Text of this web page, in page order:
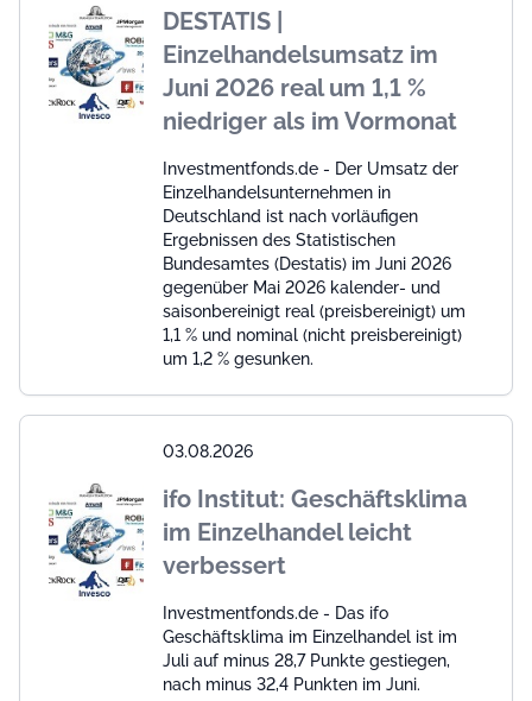
DESTATIS |
Einzelhandelsumsatz im
Juni 2026 real um 1,1 %
niedriger als im Vormonat
Investmentfonds.de - Der Umsatz der
Einzelhandelsunternehmen in
Deutschland ist nach vorläufigen
Ergebnissen des Statistischen
Bundesamtes (Destatis) im Juni 2026
gegenüber Mai 2026 kalender- und
saisonbereinigt real (preisbereinigt) um
1,1 % und nominal (nicht preisbereinigt)
um 1,2 % gesunken.
03.08.2026
ifo Institut: Geschäftsklima
im Einzelhandel leicht
verbessert
Investmentfonds.de - Das ifo
Geschäftsklima im Einzelhandel ist im
Juli auf minus 28,7 Punkte gestiegen,
nach minus 32,4 Punkten im Juni.